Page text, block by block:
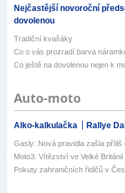
Nejčastější novoroční
dovolenou
Tradiční kvašáky
Co o vás prozradí barva
Co ještě na dovolenou nejen k
Auto-moto
Alko-kalkulačka Rallye
Gasly: Nová pravidla zašla příliš
Moto3: Vítězství ve Velké
Pokuty zahraničních řidičů v